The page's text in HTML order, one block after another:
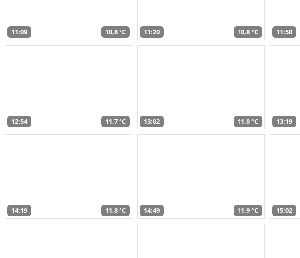
11:09 10,8 °C 11:20 10,8 °C 11:50
12:54 11,7 °C 13:02 11,8 °C 13:19
14:19 11,8 °C 14:49 11,9 °C 15:02